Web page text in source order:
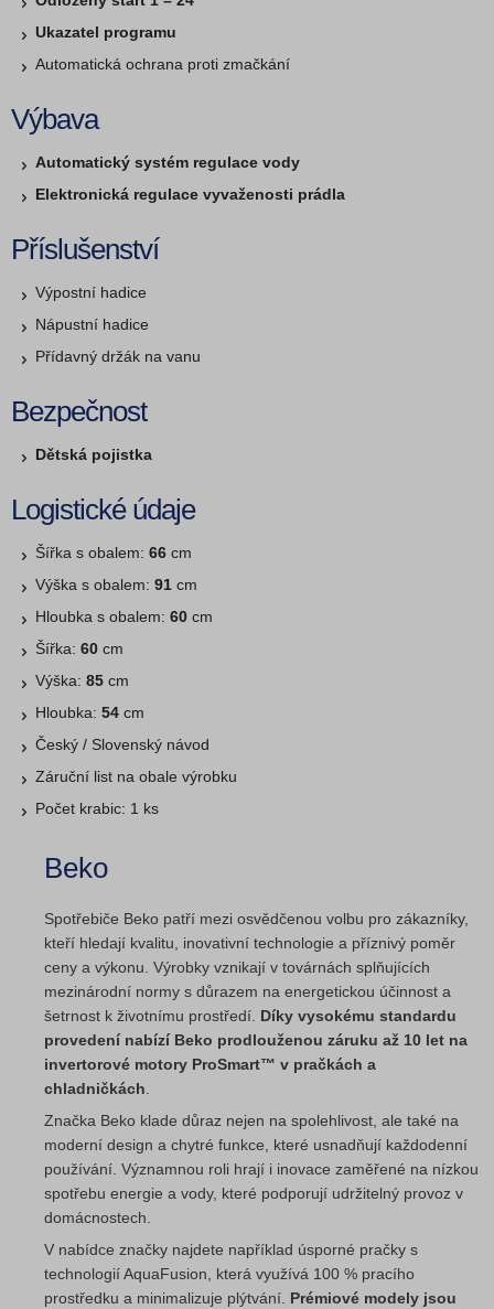
Ukazatel programu
Automatická ochrana proti zmačkání
Výbava
Automatický systém regulace vody
Elektronická regulace vyvaženosti prádla
Příslušenství
Výpostní hadice
Nápustní hadice
Přídavný držák na vanu
Bezpečnost
Dětská pojistka
Logistické údaje
Šířka s obalem: 66 cm
Výška s obalem: 91 cm
Hloubka s obalem: 60 cm
Šířka: 60 cm
Výška: 85 cm
Hloubka: 54 cm
Český / Slovenský návod
Záruční list na obale výrobku
Počet krabic: 1 ks
Beko
Spotřebiče Beko patří mezi osvědčenou volbu pro zákazníky,
kteří hledají kvalitu, inovativní technologie a příznivý poměr
ceny a výkonu. Výrobky vznikají v továrnách splňujících
mezinárodní normy s důrazem na energetickou účinnost a
šetrnost k životnímu prostředí. Díky vysokému standardu
provedení nabízí Beko prodlouženou záruku až 10 let na
invertorové motory ProSmart™ v pračkách a
chladničkách
Značka Beko klade důraz nejen na spolehlivost, ale také na
moderní design a chytré funkce, které usnadňují každodenní
používání. Významnou roli hrají i inovace zaměřené na nízkou
spotřebu energie a vody, které podporují udržitelný provoz v
domácnostech.
V nabídce značky najdete například úsporné pračky s
technologií AquaFusion, která využívá 100 % pracího
prostředku a minimalizuje plýtvání. Prémiové modely jsou